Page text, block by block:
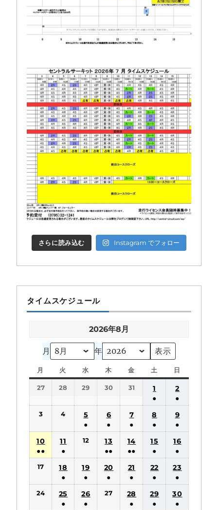
さらに読み込む Instagram でフォロー
タイムスケジュール
2026年8月
月 年
月
曜
日
火
曜
日
水
曜
日
木
曜
日
金
曜
土
曜
日
曜
27 28 29 30 31
1
●
(1
件
の
イ
ベ
ン
ト)
2
●
(1
件
の
イ
ベ
ン
ト)
3 4
5
●
(1
の
イ
ベ
ン
ト)
6
●
(1
件
の
イ
ベ
ン
7
●
(1
件
の
イ
ベ
ン
ト)
8
●
(1
件
の
イ
ベ
ン
ト)
9
●
(1
件
の
イ
ベ
ン
ト)
10
●●
(2
の
イ
11
●
(1
件
の
イ
ベ
12
13
●●
(2
件
の
イ
14
●●
(2
件
の
イ
ベ
15
●
(1
件
の
イ
ベ
16
●
(1
件
の
イ
ベ
17
18
●
(1
件
19
●
(1
件
20
●
(1
21
●
(1
件
22
●
(1
件
23
●
(1
件
24
25
●
26
●
27
28
●
29
●
30
●